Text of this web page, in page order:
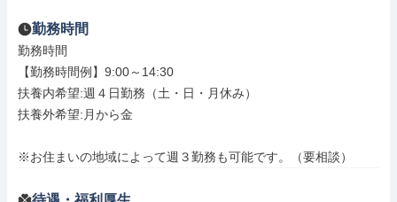
勤務時間
勤務時間
【勤務時間例】9:00～14:30
扶養内希望:週４日勤務（土・日・月休み）
扶養外希望:月から金
※お住まいの地域によって週３勤務も可能です。（要相談）